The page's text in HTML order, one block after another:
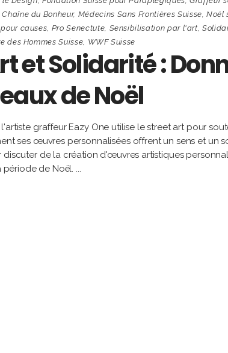
Chaîne du Bonheur, Médecins Sans Frontières Suisse ,Noël
causes Pro Senectute Sensibilisation par l'art ,
des Hommes Suisse WWF Suisse
et Solidarité :
de Noël
graffeur Eazy One utilise le street art pour
ses œuvres personnalisées offrent un sens et un
de la création d'œuvres artistiques
de Noël.